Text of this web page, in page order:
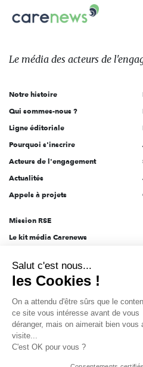
sur:
Carenews,
Le
des
l'engagement
Le média des acteurs de
Notre histoire
Qui sommes-nous ?
Ligne éditoriale
Pourquoi s'inscrire
Acteurs de l'engagement
Actualités
Appels à projets
Mission RSE
Le kit média Carenews
AEF info
Novethic
PRODURABLE
Inclusiv Day
Données personnelles Mentions légales
Salut c'est nous...
les Cookies !
On a attendu d'être sûrs que le
ce site vous intéresse avant de vous
déranger, mais on aimerait bien vous
visite...
C'est OK pour vous ?